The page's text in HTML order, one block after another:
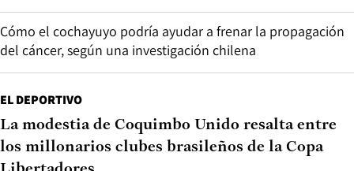
Cómo el cochayuyo podría ayudar a frenar la propagación
del cáncer, según una investigación chilena
EL DEPORTIVO
La modestia de Coquimbo Unido resalta entre
los millonarios clubes brasileños de la Copa